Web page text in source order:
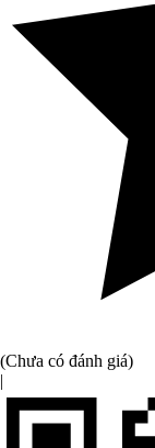
(Chưa có đánh giá)
|